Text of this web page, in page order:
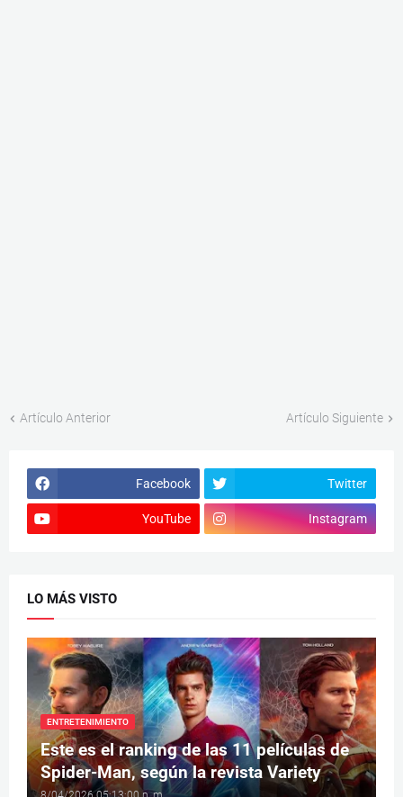
Artículo Anterior Artículo Siguiente
Facebook Twitter
YouTube Instagram
LO MÁS VISTO
ENTRETENIMIENTO
Este es el ranking de las 11 películas de
Spider-Man, según la revista Variety